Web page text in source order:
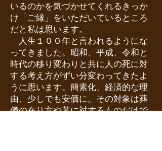
いるのかを気づかせてくれるきっか
け「ご縁」をいただいているところ
だと私は思います。
人生１００年と言われるようにな
ってきました。昭和、平成、令和と
時代の移り変わりと共に人の死に対
する考え方がずい分変わってきたよ
うに思います。簡素化、経済的な理
由、少しでも安価に。その対象は葬
儀の在り方や墓に対するものだけで